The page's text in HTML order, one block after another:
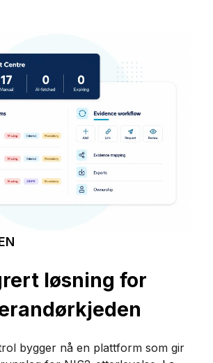
løsning for
bygger nå en plattform som gir